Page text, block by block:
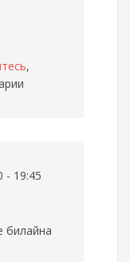
,
- 19:45
билайна